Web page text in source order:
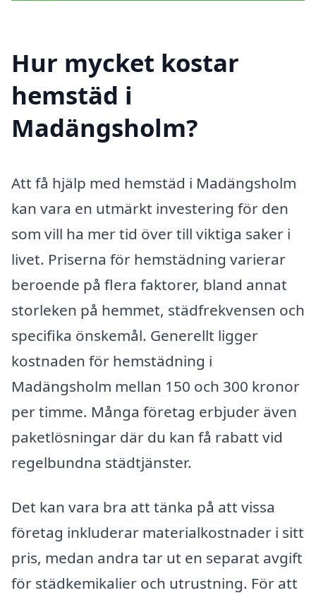
Hur mycket kostar
hemstäd i
Madängsholm?
Att få hjälp med hemstäd i Madängsholm
kan vara en utmärkt investering för den
som vill ha mer tid över till viktiga saker i
livet. Priserna för hemstädning varierar
beroende på flera faktorer, bland annat
storleken på hemmet, städfrekvensen och
specifika önskemål. Generellt ligger
kostnaden för hemstädning i
Madängsholm mellan 150 och 300 kronor
per timme. Många företag erbjuder även
paketlösningar där du kan få rabatt vid
regelbundna städtjänster.
Det kan vara bra att tänka på att vissa
företag inkluderar materialkostnader i sitt
pris, medan andra tar ut en separat avgift
för städkemikalier och utrustning. För att